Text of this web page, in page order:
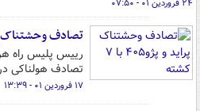
۲۴ فروردین ۰۱ - ۰۷:۵۰
تصادف وحشتناک پراید و
تصادف هولناکی
۱۷ فروردین ۰۱ - ۱۳:۳۹